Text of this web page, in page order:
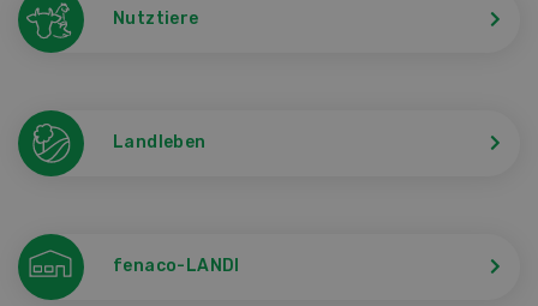
Nutztiere
Landleben
fenaco-LANDI